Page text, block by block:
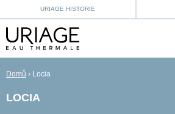
URIAGE HISTORIE
Domů › Locia
LOCIA